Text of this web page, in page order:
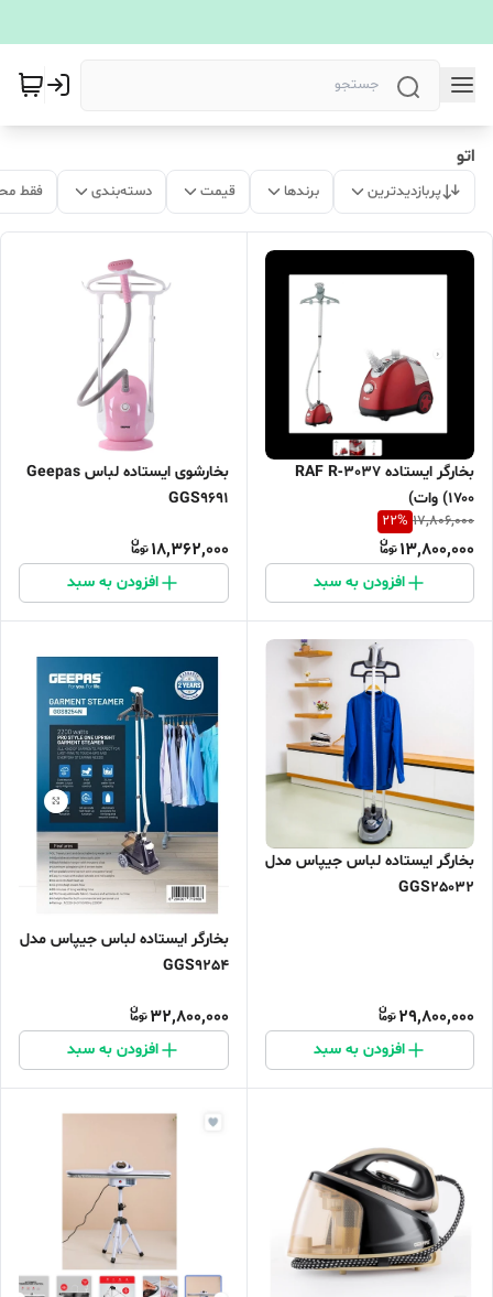
اتو
پربازدیدترین برندها قیمت دسته‌بندی فقط
بخارگر ایستاده RAF R‑3037
(۱۷۰۰ وات)
17,806,000
22%
13,800,000
افزودن به سبد
بخارشوی ایستاده لباس Geepas
GGS9691
18,362,000
افزودن به سبد
بخارگر ایستاده لباس جیپاس مدل
GGS25032
29,800,000
افزودن به سبد
بخارگر ایستاده لباس جیپاس مدل
GGS9254
32,800,000
افزودن به سبد